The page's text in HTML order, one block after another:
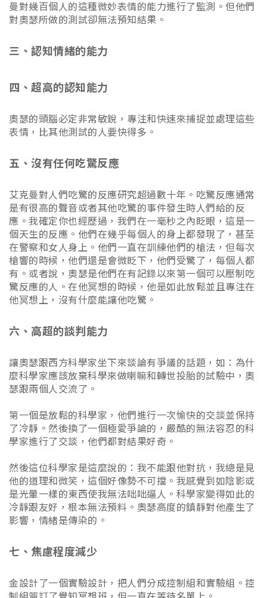
曼對幾百個人的這種微妙表情的能力進行了監測。但他們
對奧瑟所做的測試卻無法預知結果。
三、認知情緒的能力
四、超高的認知能力
奧瑟的頭腦必定非常敏銳，專注和快速來捕捉並處理這些
表情，比其他測試的人要快得多。
五、沒有任何吃驚反應
艾克曼對人們吃驚的反應研究超過數十年。吃驚反應通常
是有很高的聲音或者其他吃驚的事件發生時人們給的反
應。我確定你也經歷過，我們在一毫秒之內眨眼，這是一
個天生的反應。他們在幾乎每個人的身上都發現了，甚至
在警察和女人身上。他們一直在訓練他們的槍法，但每次
槍響的時候，他們還是會微眨下，他們受驚了，每個人都
有。或者說，奧瑟是他們在有記錄以來第一個可以壓制吃
驚反應的人。在他冥想的時候，他是如此放鬆並且專注在
他冥想上，沒有什麼能讓他吃驚。
六、高超的談判能力
讓奧瑟跟西方科學家坐下來談論有爭議的話題，如：為什
麼科學家應該放棄科學來做喇嘛和轉世投胎的試驗中，奧
瑟跟兩個人交流了。
第一個是放鬆的科學家，他們進行一次愉快的交談並保持
了冷靜。然後換了一個極愛爭論的，嚴酷的無法容忍的科
學家進行了交談，他們都對結果好奇。
然後這位科學家是這麼說的：我不能跟他對抗，我總是見
他的道理和微笑，這個好像勢不可擋。我感覺到如陰影或
是光暈一樣的東西使我無法咄咄逼人。科學家變得如此的
冷靜跟友好，根本無法預料。奧瑟高度的鎮靜對他產生了
影響，情緒是傳染的。
七、焦慮程度減少
金設計了一個實驗設計，把人們分成控制組和實驗組。控